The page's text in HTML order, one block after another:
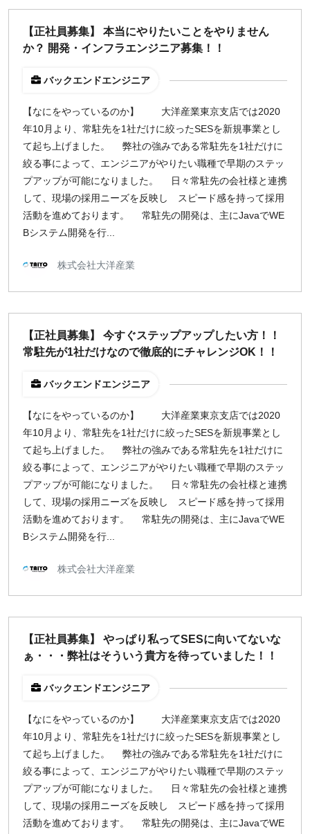
【正社員募集】 本当にやりたいことをやりません
か？ 開発・インフラエンジニア募集！！
バックエンドエンジニア
【なにをやっているのか】 大洋産業東京支店では2020
年10月より、常駐先を1社だけに絞ったSESを新規事業とし
て起ち上げました。 弊社の強みである常駐先を1社だけに
絞る事によって、エンジニアがやりたい職種で早期のステッ
プアップが可能になりました。 日々常駐先の会社様と連携
して、現場の採用ニーズを反映し スピード感を持って採用
活動を進めております。 常駐先の開発は、主にJavaでWE
Bシステム開発を行...
株式会社大洋産業
【正社員募集】 今すぐステップアップしたい方！！
常駐先が1社だけなので徹底的にチャレンジOK！！
バックエンドエンジニア
【なにをやっているのか】 大洋産業東京支店では2020
年10月より、常駐先を1社だけに絞ったSESを新規事業とし
て起ち上げました。 弊社の強みである常駐先を1社だけに
絞る事によって、エンジニアがやりたい職種で早期のステッ
プアップが可能になりました。 日々常駐先の会社様と連携
して、現場の採用ニーズを反映し スピード感を持って採用
活動を進めております。 常駐先の開発は、主にJavaでWE
Bシステム開発を行...
株式会社大洋産業
【正社員募集】 やっぱり私ってSESに向いてないな
ぁ・・・弊社はそういう貴方を待っていました！！
バックエンドエンジニア
【なにをやっているのか】 大洋産業東京支店では2020
年10月より、常駐先を1社だけに絞ったSESを新規事業とし
て起ち上げました。 弊社の強みである常駐先を1社だけに
絞る事によって、エンジニアがやりたい職種で早期のステッ
プアップが可能になりました。 日々常駐先の会社様と連携
して、現場の採用ニーズを反映し スピード感を持って採用
活動を進めております。 常駐先の開発は、主にJavaでWE